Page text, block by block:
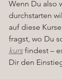
Wenn Du also
durchstarten
auf diese
fragst, wo Du
kurs findest –
Dir den